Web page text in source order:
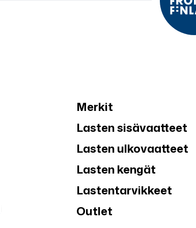
Merkit
Lasten sisävaatteet
Lasten ulkovaatteet
Lasten kengät
Lastentarvikkeet
Outlet